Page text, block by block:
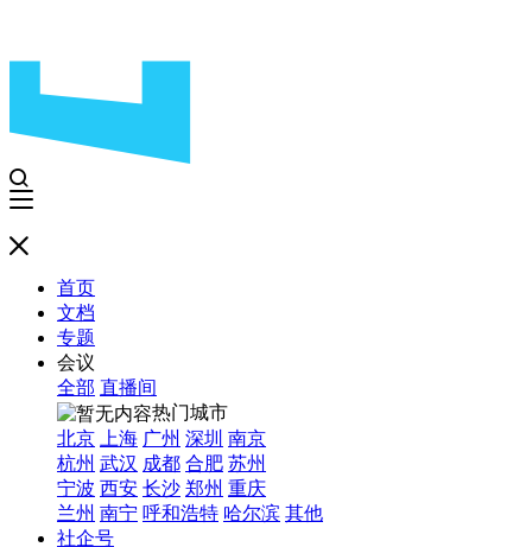
首页
文档
专题
会议
全部 直播间
热门城市
北京
上海 广州 深圳 南京
杭州 武汉 成都 合肥 苏州
宁波 西安 长沙 郑州 重庆
兰州 南宁 呼和浩特 哈尔滨 其他
社企号